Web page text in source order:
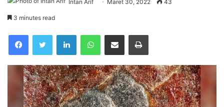
Intan Arif Maret 30, 2022 43
3 minutes read
FacebookTwitter LinkedInWhatsAppShare via Email Print